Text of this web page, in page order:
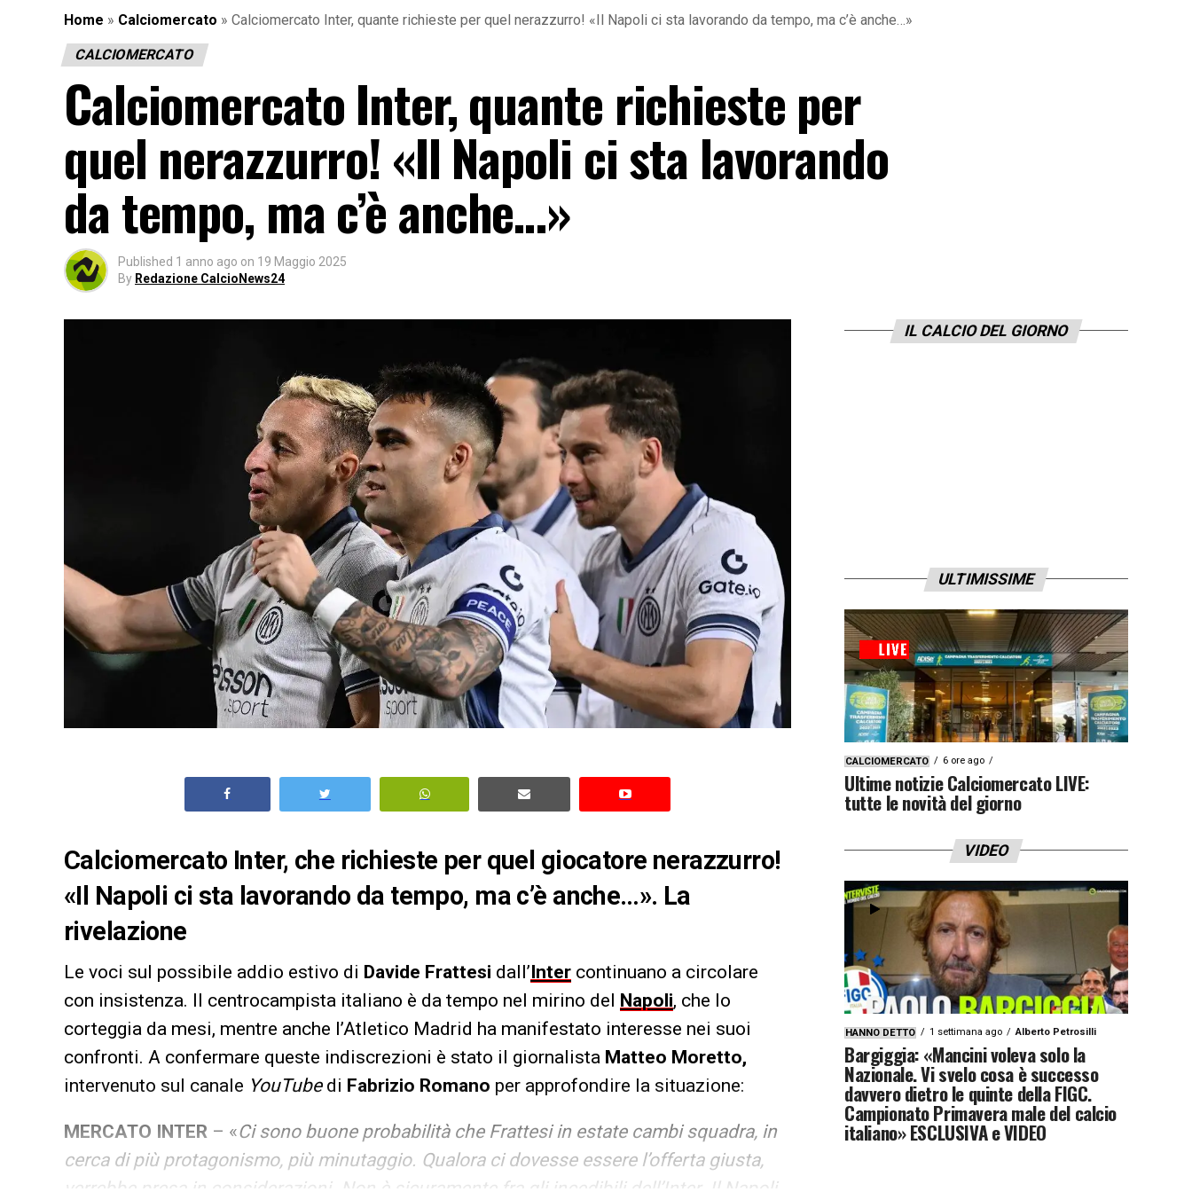
Home » Calciomercato » Calciomercato Inter, quante richieste per quel nerazzurro! «Il Napoli ci sta lavorando da tempo, ma c’è anche…»
CALCIOMERCATO
Calciomercato Inter, quante richieste per
quel nerazzurro! «Il Napoli ci sta lavorando
da tempo, ma c’è anche…»
Published 1 anno ago on 19 Maggio 2025
By Redazione CalcioNews24
Calciomercato Inter, che richieste per quel giocatore nerazzurro!
«Il Napoli ci sta lavorando da tempo, ma c’è anche…». La
rivelazione
Le voci sul possibile addio estivo di Davide Frattesi dall’Inter continuano a circolare
con insistenza. Il centrocampista italiano è da tempo nel mirino del Napoli, che lo
corteggia da mesi, mentre anche l’Atletico Madrid ha manifestato interesse nei suoi
confronti. A confermare queste indiscrezioni è stato il giornalista Matteo Moretto,
intervenuto sul canale YouTube di Fabrizio Romano per approfondire la situazione:
MERCATO INTER – «Ci sono buone probabilità che Frattesi in estate cambi squadra, in
cerca di più protagonismo, più minutaggio. Qualora ci dovesse essere l’offerta giusta,
IL CALCIO DEL GIORNO
ULTIMISSIME
CALCIOMERCATO 6 ore ago
Ultime notizie Calciomercato LIVE:
tutte le novità del giorno
VIDEO
HANNO DETTO 1 settimana ago Alberto Petrosilli
Bargiggia: «Mancini voleva solo la
Nazionale. Vi svelo cosa è successo
davvero dietro le quinte della FIGC.
Campionato Primavera male del calcio
italiano» ESCLUSIVA e VIDEO